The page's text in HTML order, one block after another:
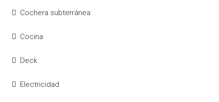
Cochera subterránea
Cocina
Deck
Electricidad